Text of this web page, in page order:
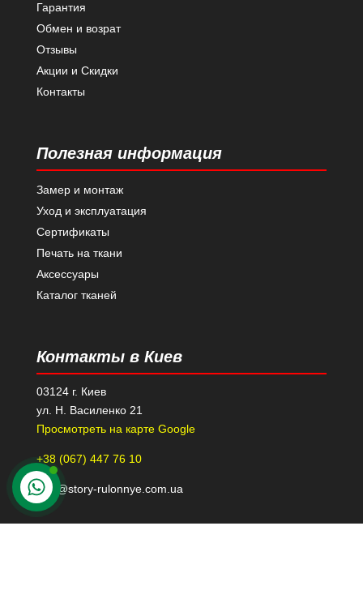
Гарантия
Обмен и возрат
Отзывы
Акции и Скидки
Контакты
Полезная информация
Замер и монтаж
Уход и эксплуатация
Сертификаты
Печать на ткани
Аксессуары
Каталог тканей
Контакты в Киев
03124 г. Киев
ул. Н. Василенко 21
Просмотреть на карте Google
+38 (067) 447 76 10
kiev@story-rulonnye.com.ua